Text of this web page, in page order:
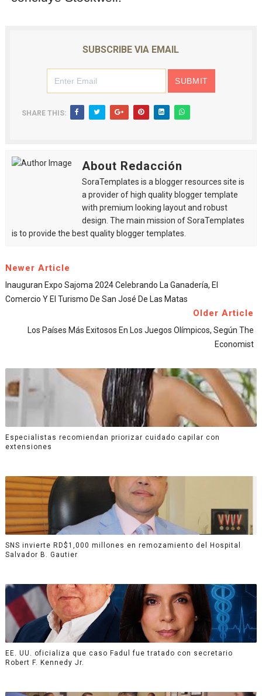
SUBSCRIBE VIA EMAIL
SHARE THIS:
About Redacción
SoraTemplates is a blogger resources site is
a provider of high quality blogger template
with premium looking layout and robust
design. The main mission of SoraTemplates
is to provide the best quality blogger templates.
Newer Article
Inauguran Expo Sajoma 2024 Celebrando La Ganadería, El
Comercio Y El Turismo De San José De Las Matas
Older Article
Los Países Más Exitosos En Los Juegos Olímpicos, Según The
Economist
Especialistas recomiendan priorizar cuidado capilar con
extensiones
SNS invierte RD$1,000 millones en remozamiento del Hospital
Salvador B. Gautier
EE. UU. oficializa que caso Fadul fue tratado con secretario
Robert F. Kennedy Jr.